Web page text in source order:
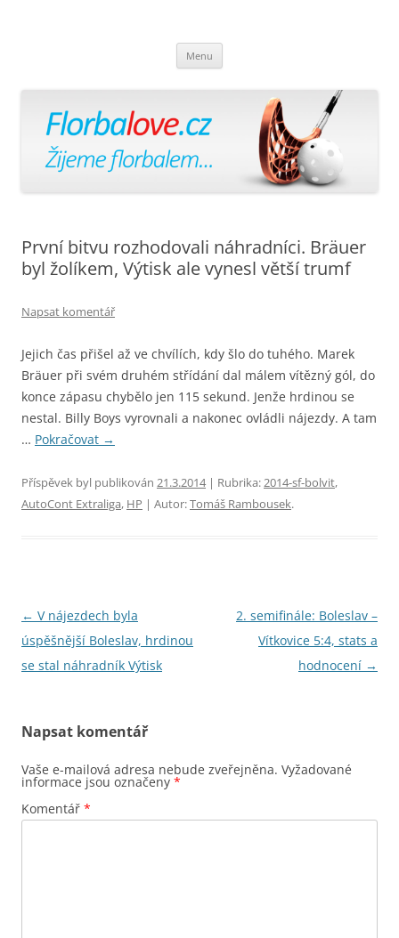
Menu
webu
První bitvu rozhodovali náhradníci. Bräuer
byl žolíkem, Výtisk ale vynesl větší trumf
Napsat komentář
Jejich čas přišel až ve chvílích, kdy šlo do tuhého. Marek
Bräuer při svém druhém střídání dal málem vítězný gól, do
konce zápasu chybělo jen 115 sekund. Jenže hrdinou se
nestal. Billy Boys vyrovnali a nakonec ovládli nájezdy. A tam
… Pokračovat →
Příspěvek byl publikován 21.3.2014| Rubrika:2014-sf-bolvit,
AutoCont Extraliga, HP | Autor:Tomáš Rambousek.
Navigace
pro
příspěvky
← V nájezdech byla
úspěšnější Boleslav, hrdinou
se stal náhradník Výtisk
2. semifinále: Boleslav –
Vítkovice 5:4, stats a
hodnocení →
Napsat komentář
Vaše e-mailová adresa nebude zveřejněna. Vyžadované
informace jsou označeny *
Komentář *